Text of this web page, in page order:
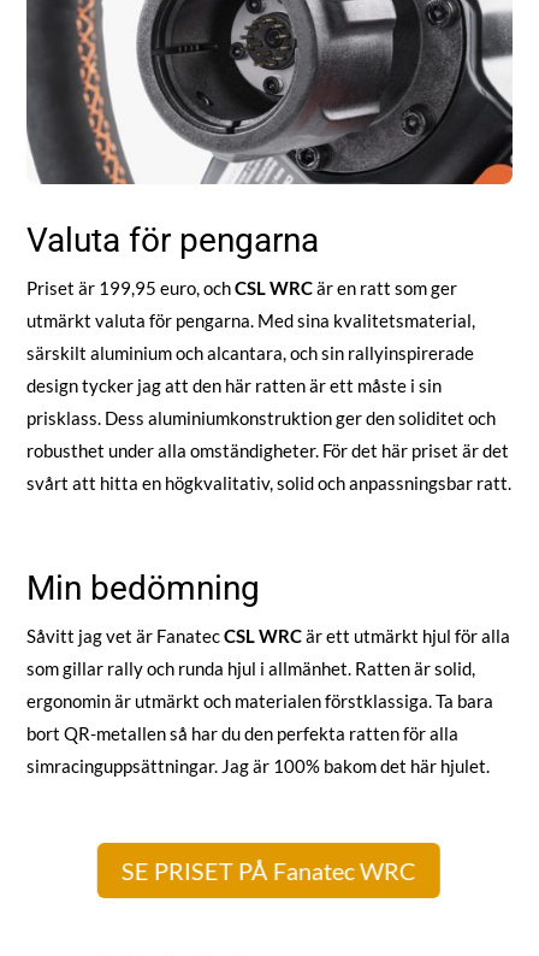
Valuta för pengarna
Priset är 199,95 euro, ochCSL WRCär en ratt som ger
utmärkt valuta för pengarna. Med sina kvalitetsmaterial,
särskilt aluminium och alcantara, och sin rallyinspirerade
design tycker jag att den här ratten är ett måste i sin
prisklass. Dess aluminiumkonstruktion ger den soliditet och
robusthet under alla omständigheter. För det här priset är det
svårt att hitta en högkvalitativ, solid och anpassningsbar ratt.
Min bedömning
Såvitt jag vet är FanatecCSL WRCär ett utmärkt hjul för alla
som gillar rally och runda hjul i allmänhet. Ratten är solid,
ergonomin är utmärkt och materialen förstklassiga. Ta bara
bort QR-metallen så har du den perfekta ratten för alla
simracinguppsättningar. Jag är 100% bakom det här hjulet.
SE PRISET PÅ Fanatec WRC